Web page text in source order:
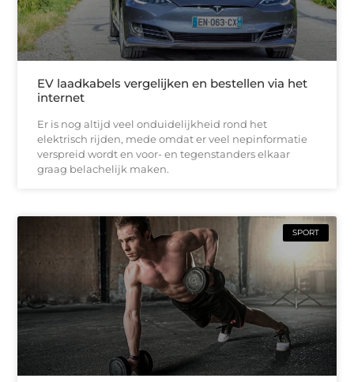
EV laadkabels vergelijken en bestellen via het
internet
Er is nog altijd veel onduidelijkheid rond het
elektrisch rijden, mede omdat er veel nepinformatie
verspreid wordt en voor- en tegenstanders elkaar
graag belachelijk maken.
SPORT